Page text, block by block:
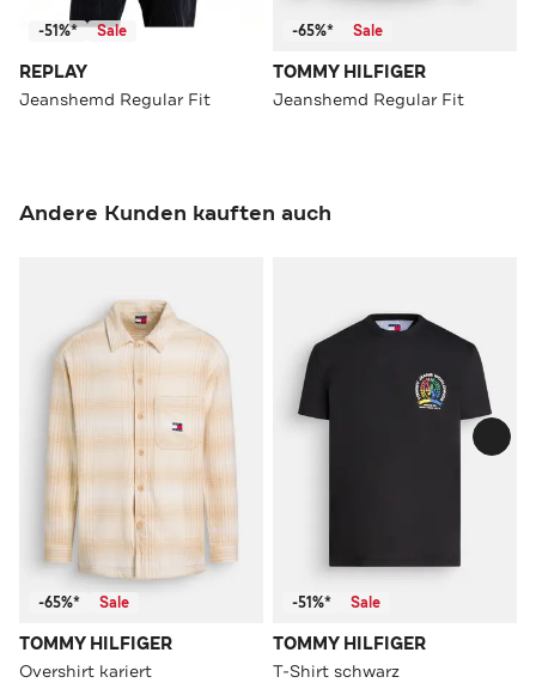
-51%* Sale
REPLAY
Jeanshemd Regular Fit
-65%* Sale
TOMMY HILFIGER
Jeanshemd Regular Fit
Andere Kunden kauften auch
-65%* Sale
TOMMY HILFIGER
Overshirt kariert
-51%* Sale
TOMMY HILFIGER
T-Shirt schwarz